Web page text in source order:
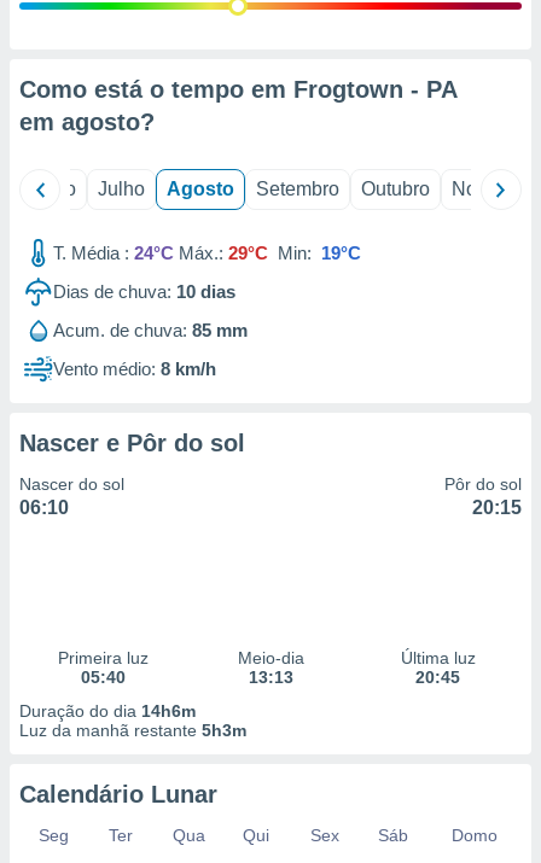
estudos
1199
Como está o tempo em Frogtown - PA
em agosto?
Junho Julho Agosto Setembro Outubro Novembro
T. Média : 24°C Máx.: 29°C Min: 19°C
Dias de chuva: 10 dias
Acum. de chuva: 85 mm
Vento médio: 8 km/h
Nascer e Pôr do sol
Nascer do sol
06:10
Pôr do sol
20:15
Primeira luz
05:40
Meio-dia
13:13
Última luz
20:45
Duração do dia 14h6m
Luz da manhã restante 5h3m
Calendário Lunar
Seg Ter Qua Qui Sex Sáb
Domo